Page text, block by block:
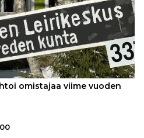
omistajaa viime vuoden